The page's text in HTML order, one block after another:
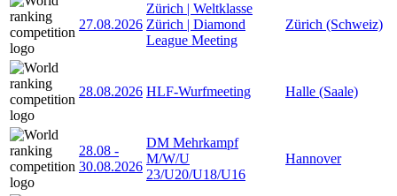
27.08.2026
Zürich | Weltklasse
Zürich | Diamond
League Meeting
Zürich (Schweiz)
28.08.2026 HLF-Wurfmeeting Halle (Saale)
28.08 -
30.08.2026
DM Mehrkampf
M/W/U
23/U20/U18/U16
Hannover